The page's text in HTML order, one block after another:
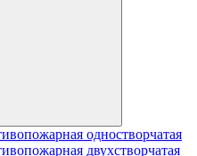
одностворчатая
двухстворчатая